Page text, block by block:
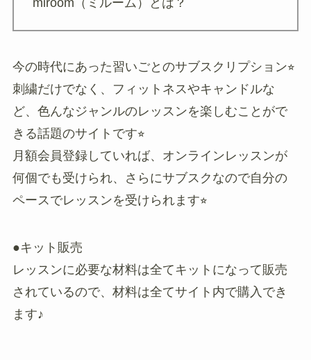
miroom（ミルーム）とは？
今の時代にあった習いごとのサブスクリプション⭐︎
刺繍だけでなく、フィットネスやキャンドルな
ど、色んなジャンルのレッスンを楽しむことがで
きる話題のサイトです⭐︎
月額会員登録していれば、オンラインレッスンが
何個でも受けられ、さらにサブスクなので自分の
ペースでレッスンを受けられます⭐︎
●キット販売
レッスンに必要な材料は全てキットになって販売
されているので、材料は全てサイト内で購入でき
ます♪